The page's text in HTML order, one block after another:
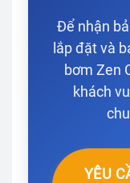
Để nhận
lắp đặt và
bơm Zen
khách
YÊU